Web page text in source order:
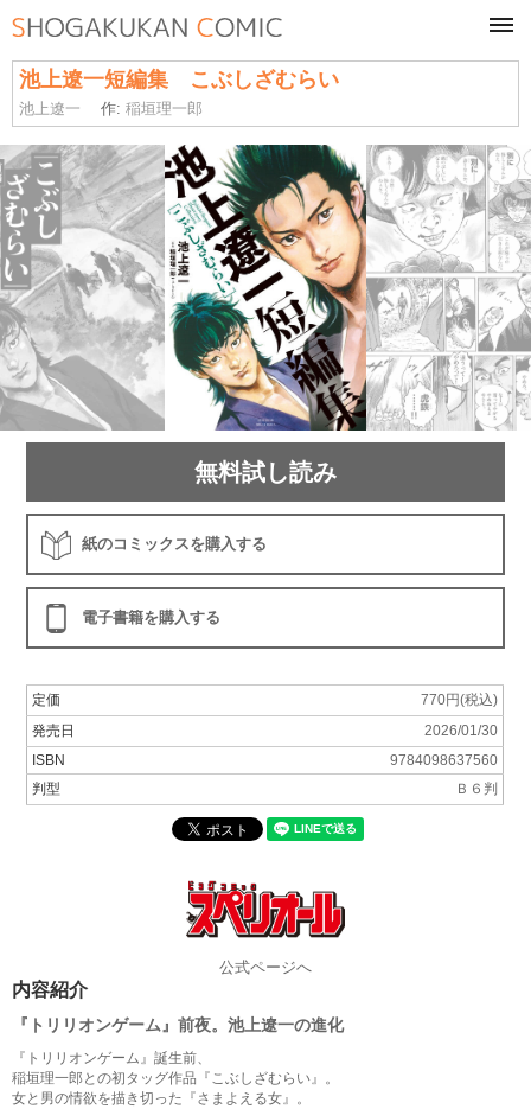
池上遼一短編集 こぶしざむらい
池上遼一 作:稲垣理一郎
無料試し読み
紙のコミックスを購入する
電子書籍を購入する
定価
770円(税込)
発売日
2026/01/30
ISBN
9784098637560
判型
Ｂ６判
公式ページへ
内容紹介
『トリリオンゲーム』前夜。池上遼一の進化
『トリリオンゲーム』誕生前、
稲垣理一郎との初タッグ作品『こぶしざむらい』。
女と男の情欲を描き切った『さまよえる女』。